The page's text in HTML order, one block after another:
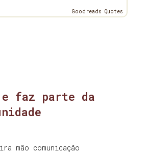
Goodreads Quotes
e faz parte da
mão comunicação